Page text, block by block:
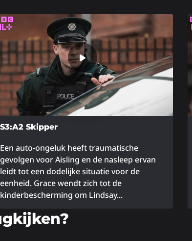
S3:A2 Skipper
Een auto-ongeluk heeft traumatische
gevolgen voor Aisling en de nasleep ervan
leidt tot een dodelijke situatie voor de
eenheid. Grace wendt zich tot de
kinderbescherming om Lindsay...